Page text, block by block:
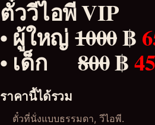
ตั๋ววีไอพี VIP
• ผู้ใหญ่1000฿
• เด็ก800฿
ราคานี้ได้รวม
ตั๋วที่นั่งแบบธรรมดา, วีไอพี.